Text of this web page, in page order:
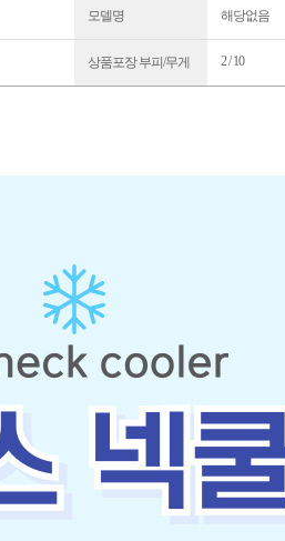
모델명 해당없음
상품포장 부피/무게 2 / 10